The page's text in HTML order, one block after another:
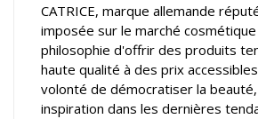
CATRICE, marque allemande
imposée sur le marché
philosophie d'offrir des produits
haute qualité à des prix
volonté de démocratiser la
inspiration dans les dernières